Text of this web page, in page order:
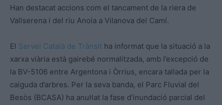
Han destacat accions com el tancament de la riera de
Vallserena i del riu Anoia a Vilanova del Camí.
El Servei Català de Trànsit ha informat que la situació a la
xarxa viària està gairebé normalitzada, amb l’excepció de
la BV-5106 entre Argentona i Òrrius, encara tallada per la
caiguda d’arbres. Per la seva banda, el Parc Fluvial del
Besòs (BCASA) ha anul·lat la fase d’inundació parcial del